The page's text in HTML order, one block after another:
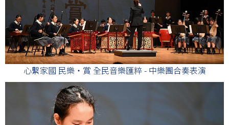
心繫家國 民樂・賞 全民音樂匯粹 - 中樂團合奏表演